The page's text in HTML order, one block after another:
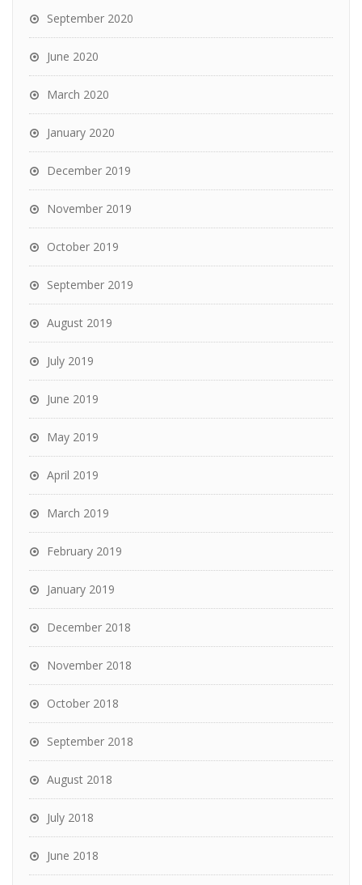
September 2020
June 2020
March 2020
January 2020
December 2019
November 2019
October 2019
September 2019
August 2019
July 2019
June 2019
May 2019
April 2019
March 2019
February 2019
January 2019
December 2018
November 2018
October 2018
September 2018
August 2018
July 2018
June 2018